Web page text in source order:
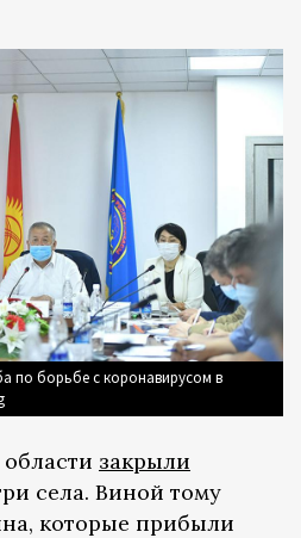
по борьбе с коронавирусом в
закрыли
села. Виной тому
которые прибыли